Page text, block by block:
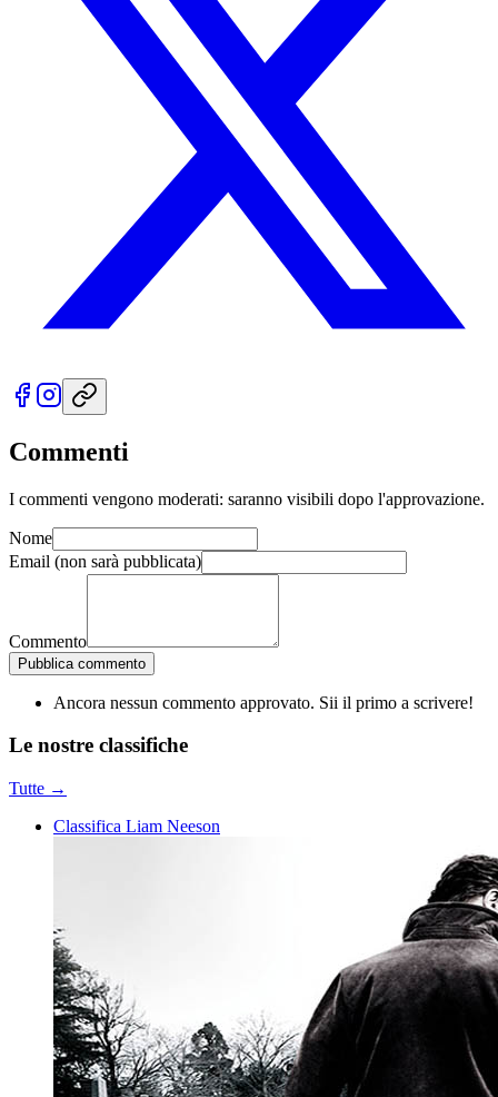
Commenti
I commenti vengono moderati: saranno visibili dopo l'approvazione.
Nome
Email (non sarà pubblicata)
Commento
Pubblica commento
Ancora nessun commento approvato. Sii il primo a scrivere!
Le nostre classifiche
Tutte →
Classifica Liam Neeson